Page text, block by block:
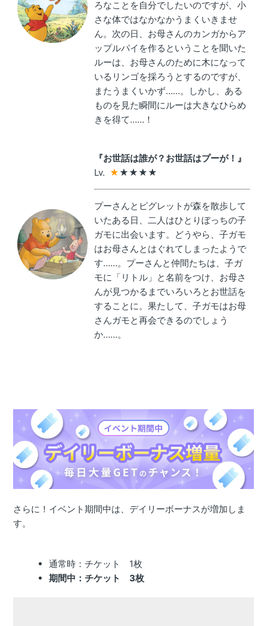
ろなことを自分でしたいのですが、小
さな体ではなかなかうまくいきませ
ん。次の日、お母さんのカンガからア
ップルパイを作るということを聞いた
ルーは、お母さんのために木になって
いるリンゴを採ろうとするのですが、
またうまくいかず……。しかし、ある
ものを見た瞬間にルーは大きなひらめ
きを得て……！
『お世話は誰が？お世話はプーが！ 』
Lv. ★★★★★
プーさんとピグレットが森を散歩して
いたある日、二人はひとりぼっちの子
ガモに出会います。どうやら、子ガモ
はお母さんとはぐれてしまったようで
す……。プーさんと仲間たちは、子ガ
モに「リトル」と名前をつけ、お母さ
んが見つかるまでいろいろとお世話を
することに。果たして、子ガモはお母
さんガモと再会できるのでしょう
か……。
さらに！イベント期間中は、デイリーボーナスが増加しま
す。
通常時：チケット　1枚
期間中：チケット　3枚